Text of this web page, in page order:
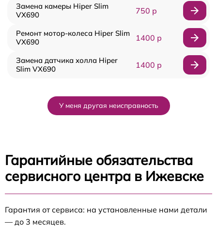
Замена камеры Hiper Slim
VX690
750 р
Ремонт мотор-колеса Hiper Slim
VX690
1400 р
Замена датчика холла Hiper
Slim VX690
1400 р
У меня другая неисправность
Гарантийные обязательства
сервисного центра в Ижевске
Гарантия от сервиса: на установленные нами детали
— до 3 месяцев.